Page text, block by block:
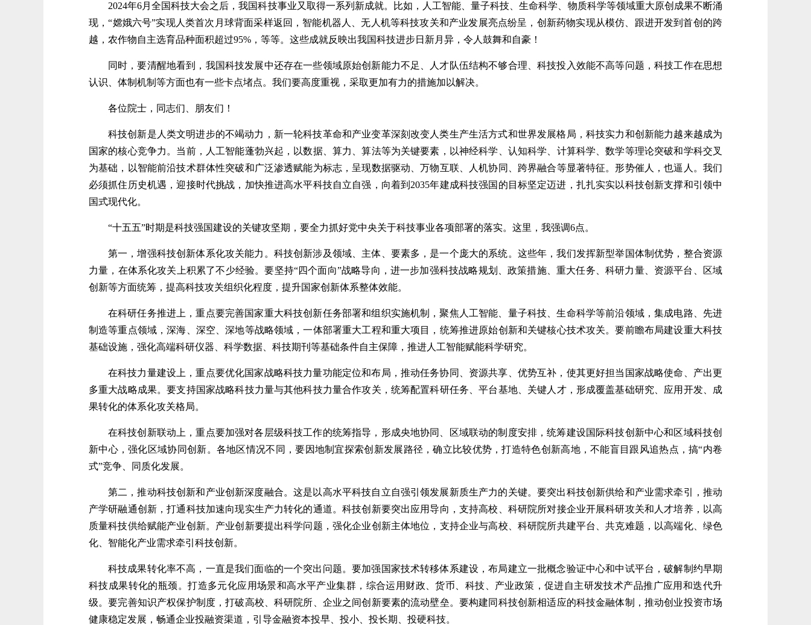
2024年6月全国科技大会之后，我国科技事业又取得一系列新成就。比如，人工智能、量子科技、生命科学、物质科学等领域重大原创成果不断涌
现，“嫦娥六号”实现人类首次月球背面采样返回，智能机器人、无人机等科技攻关和产业发展亮点纷呈，创新药物实现从模仿、跟进开发到首创的跨
越，农作物自主选育品种面积超过95%，等等。这些成就反映出我国科技进步日新月异，令人鼓舞和自豪！
同时，要清醒地看到，我国科技发展中还存在一些领域原始创新能力不足、人才队伍结构不够合理、科技投入效能不高等问题，科技工作在思想
认识、体制机制等方面也有一些卡点堵点。我们要高度重视，采取更加有力的措施加以解决。
各位院士，同志们、朋友们！
科技创新是人类文明进步的不竭动力，新一轮科技革命和产业变革深刻改变人类生产生活方式和世界发展格局，科技实力和创新能力越来越成为
国家的核心竞争力。当前，人工智能蓬勃兴起，以数据、算力、算法等为关键要素，以神经科学、认知科学、计算科学、数学等理论突破和学科交叉
为基础，以智能前沿技术群体性突破和广泛渗透赋能为标志，呈现数据驱动、万物互联、人机协同、跨界融合等显著特征。形势催人，也逼人。我们
必须抓住历史机遇，迎接时代挑战，加快推进高水平科技自立自强，向着到2035年建成科技强国的目标坚定迈进，扎扎实实以科技创新支撑和引领中
国式现代化。
“十五五”时期是科技强国建设的关键攻坚期，要全力抓好党中央关于科技事业各项部署的落实。这里，我强调6点。
第一，增强科技创新体系化攻关能力。科技创新涉及领域、主体、要素多，是一个庞大的系统。这些年，我们发挥新型举国体制优势，整合资源
力量，在体系化攻关上积累了不少经验。要坚持“四个面向”战略导向，进一步加强科技战略规划、政策措施、重大任务、科研力量、资源平台、区域
创新等方面统筹，提高科技攻关组织化程度，提升国家创新体系整体效能。
在科研任务推进上，重点要完善国家重大科技创新任务部署和组织实施机制，聚焦人工智能、量子科技、生命科学等前沿领域，集成电路、先进
制造等重点领域，深海、深空、深地等战略领域，一体部署重大工程和重大项目，统筹推进原始创新和关键核心技术攻关。要前瞻布局建设重大科技
基础设施，强化高端科研仪器、科学数据、科技期刊等基础条件自主保障，推进人工智能赋能科学研究。
在科技力量建设上，重点要优化国家战略科技力量功能定位和布局，推动任务协同、资源共享、优势互补，使其更好担当国家战略使命、产出更
多重大战略成果。要支持国家战略科技力量与其他科技力量合作攻关，统筹配置科研任务、平台基地、关键人才，形成覆盖基础研究、应用开发、成
果转化的体系化攻关格局。
在科技创新联动上，重点要加强对各层级科技工作的统筹指导，形成央地协同、区域联动的制度安排，统筹建设国际科技创新中心和区域科技创
新中心，强化区域协同创新。各地区情况不同，要因地制宜探索创新发展路径，确立比较优势，打造特色创新高地，不能盲目跟风追热点，搞“内卷
式”竞争、同质化发展。
第二，推动科技创新和产业创新深度融合。这是以高水平科技自立自强引领发展新质生产力的关键。要突出科技创新供给和产业需求牵引，推动
产学研融通创新，打通科技加速向现实生产力转化的通道。科技创新要突出应用导向，支持高校、科研院所对接企业开展科研攻关和人才培养，以高
质量科技供给赋能产业创新。产业创新要提出科学问题，强化企业创新主体地位，支持企业与高校、科研院所共建平台、共克难题，以高端化、绿色
化、智能化产业需求牵引科技创新。
科技成果转化率不高，一直是我们面临的一个突出问题。要加强国家技术转移体系建设，布局建立一批概念验证中心和中试平台，破解制约早期
科技成果转化的瓶颈。打造多元化应用场景和高水平产业集群，综合运用财政、货币、科技、产业政策，促进自主研发技术产品推广应用和迭代升
级。要完善知识产权保护制度，打破高校、科研院所、企业之间创新要素的流动壁垒。要构建同科技创新相适应的科技金融体制，推动创业投资市场
健康稳定发展，畅通企业投融资渠道，引导金融资本投早、投小、投长期、投硬科技。